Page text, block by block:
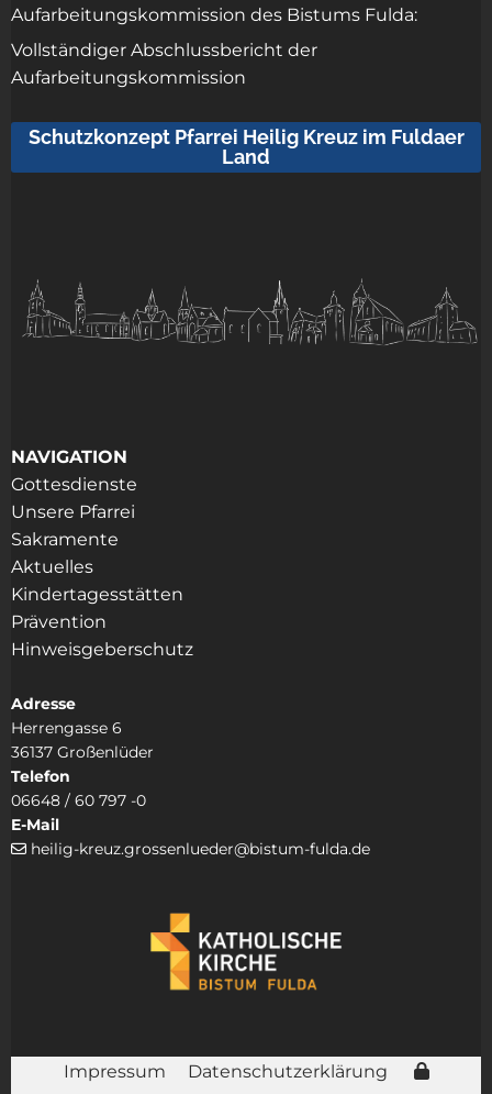
Aufarbeitungskommission des Bistums Fulda:
Vollständiger Abschlussbericht der
Aufarbeitungskommission
Schutzkonzept Pfarrei Heilig Kreuz im Fuldaer
Land
NAVIGATION
Gottesdienste
Unsere Pfarrei
Sakramente
Aktuelles
Kindertagesstätten
Prävention
Hinweisgeberschutz
Adresse
Herrengasse 6
36137 Großenlüder
Telefon
06648 / 60 797 -0
E-Mail
 heilig-kreuz.grossenlueder@bistum-fulda.de
Impressum
Datenschutzerklärung